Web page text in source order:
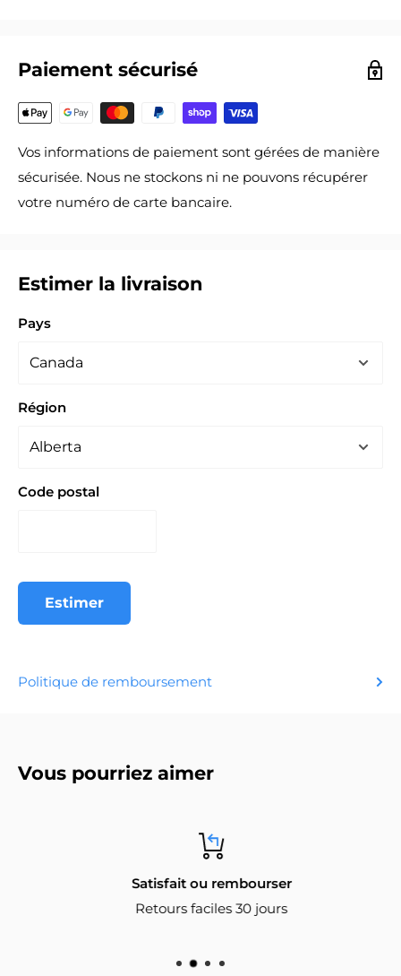
Paiement sécurisé
Vos informations de paiement sont gérées de manière
sécurisée. Nous ne stockons ni ne pouvons récupérer
votre numéro de carte bancaire.
Estimer la livraison
Pays
Région
Code postal
Estimer
Politique de remboursement
Vous pourriez aimer
Satisfait ou rembourser
Retours faciles 30 jours